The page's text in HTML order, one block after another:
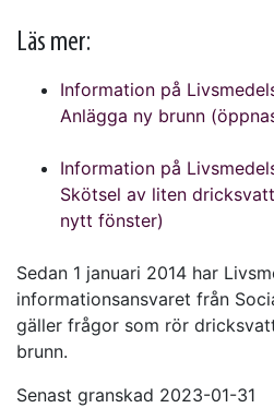
Läs mer:
Information på
Anlägga ny brunn
Information på
Skötsel av liten
nytt fönster)
Sedan 1 januari 2014 har
informationsansvaret från
gäller frågor som rör
brunn.
Senast granskad 2023-01-31